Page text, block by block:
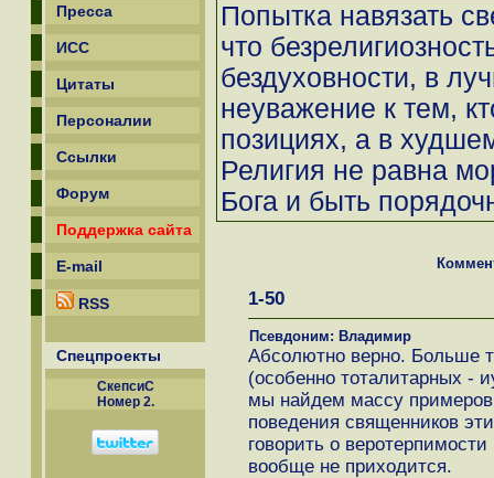
Пресса
ИСС
Цитаты
Персоналии
Ссылки
Форум
Поддержка сайта
E-mail
RSS
Спецпроекты
СкепсиС
Номер 2.
Попытка навязать
что
бездуховности, в
неуважение к тем,
позициях, а в
Религия не равна
Бога и быть
1-50
Псевдоним: Владимир
Абсолютно верно. Больше
(особенно тоталитарных -
мы найдем массу
поведения священников
говорить о
вообще не приходится.